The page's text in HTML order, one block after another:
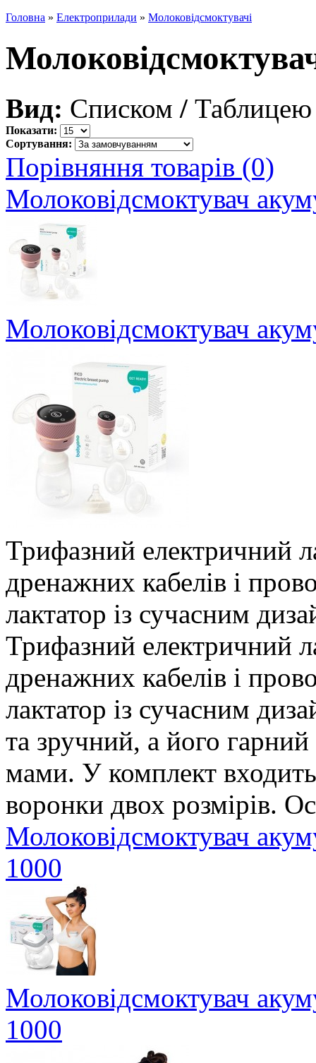
Головна » Електроприлади » Молоковідсмоктувачі
Вид: Списком / Таблицею
Показати:
Сортування:
Порівняння товарів (0)
Молоковідсмоктувач
Молоковідсмоктувач
Трифазний електричний
дренажних кабелів і
лактатор із сучасним
Трифазний електричний
дренажних кабелів і
лактатор із сучасним
та зручний, а його
мами. У комплект
воронки двох розмірів.
Молоковідсмоктувач
1000
Молоковідсмоктувач
1000